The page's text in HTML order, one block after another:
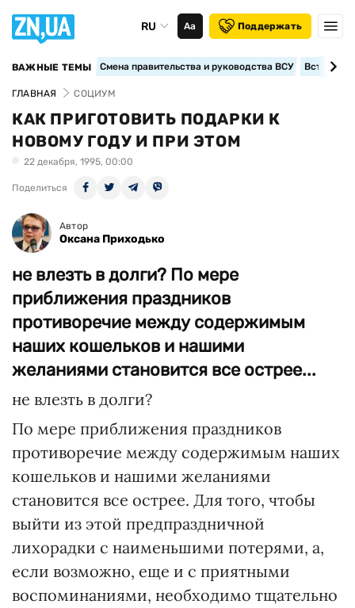
RU Аа Поддержать
ВАЖНЫЕ ТЕМЫ Смена правительства и руководства ВСУ
ГЛАВНАЯ СОЦИУМ
КАК ПРИГОТОВИТЬ ПОДАРКИ К
НОВОМУ ГОДУ И ПРИ ЭТОМ
22 декабря, 1995, 00:00
Поделиться
Автор
Оксана Приходько
не влезть в долги? По мере
приближения праздников
противоречие между содержимым
наших кошельков и нашими
желаниями становится все острее...
не влезть в долги?
По мере приближения праздников
противоречие между содержимым наших
кошельков и нашими желаниями
становится все острее. Для того, чтобы
выйти из этой предпраздничной
лихорадки с наименьшими потерями, а,
если возможно, еще и с приятными
воспоминаниями, необходимо тщательно